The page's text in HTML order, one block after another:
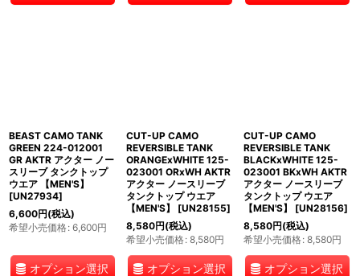
BEAST CAMO TANK
GREEN 224-012001
GR AKTR アクター ノー
スリーブ タンクトップ
ウエア 【MEN'S】
[UN27934]
6,600円(税込)
希望小売価格: 6,600円
オプション選択
CUT-UP CAMO
REVERSIBLE TANK
ORANGExWHITE 125-
023001 ORxWH AKTR
アクター ノースリーブ
タンクトップ ウエア
【MEN'S】
[UN28155]
8,580円(税込)
希望小売価格: 8,580円
オプション選択
CUT-UP CAMO
REVERSIBLE TANK
BLACKxWHITE 125-
023001 BKxWH AKTR
アクター ノースリーブ
タンクトップ ウエア
【MEN'S】
[UN28156]
8,580円(税込)
希望小売価格: 8,580円
オプション選択